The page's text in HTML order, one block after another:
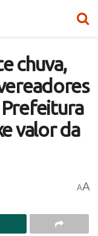
chuva,
valor da
AA